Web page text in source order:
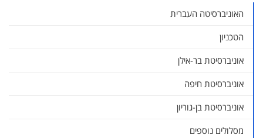
בית הספר לפיזיקה ולאסטרונומיה
הפקולטה להנדסה
החוג לסטטיסטיקה וחקר ביצועים
האוניברסיטה העברית
הטכניון
אוניברסיטת בר-אילן
אוניברסיטת חיפה
אוניברסיטת בן-גוריון
מסלולים נוספים